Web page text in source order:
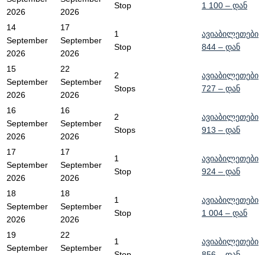
2026
2026
Stop
1 100 – დან
14
September
2026
17
September
2026
1
Stop
ავიაბილეთები
844 – დან
15
September
2026
22
September
2026
2
Stops
ავიაბილეთები
727 – დან
16
September
2026
16
September
2026
2
Stops
ავიაბილეთები
913 – დან
17
September
2026
17
September
2026
1
Stop
ავიაბილეთები
924 – დან
18
September
2026
18
September
2026
1
Stop
ავიაბილეთები
1 004 – დან
19
September
22
September
1
ავიაბილეთები